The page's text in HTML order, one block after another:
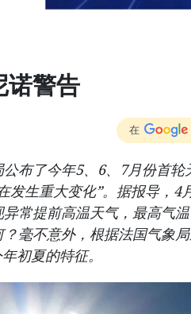
诺警告
在
布了今年5、6、7月份首轮
发生重大变化”。据报导，4
常提前高温天气，最高气
毫不意外，根据法国气象
初夏的特征。